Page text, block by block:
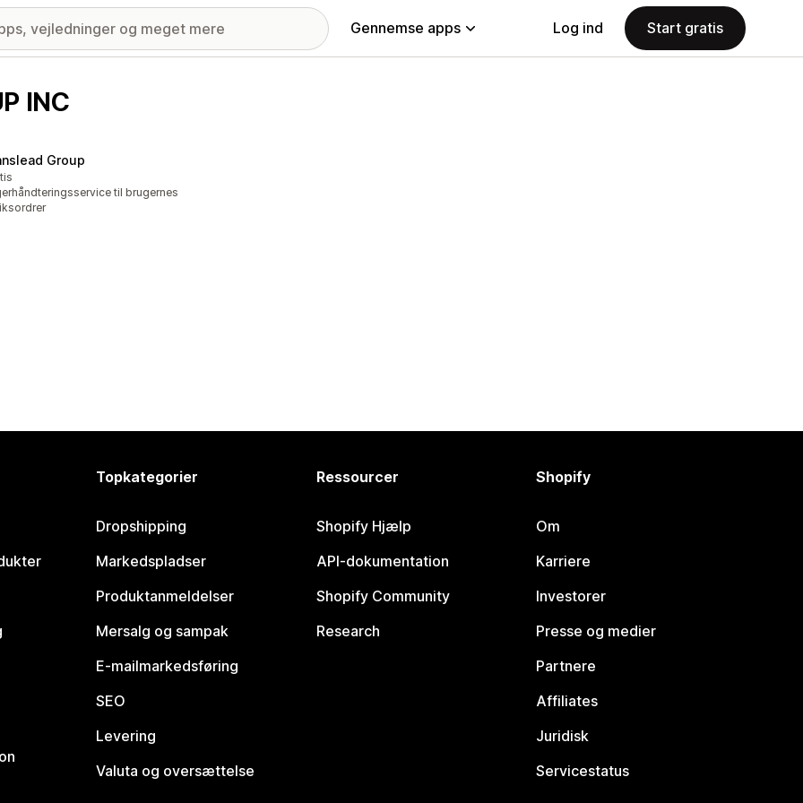
Gennemse apps Log ind Start gratis
INC
Group
til brugernes
Topkategorier
Dropshipping
Markedspladser
Produktanmeldelser
Mersalg og sampak
E-mailmarkedsføring
SEO
Levering
Valuta og oversættelse
Ressourcer
Shopify Hjælp
API-dokumentation
Shopify Community
Research
Shopify
Om
Karriere
Investorer
Presse og medier
Partnere
Affiliates
Juridisk
Servicestatus